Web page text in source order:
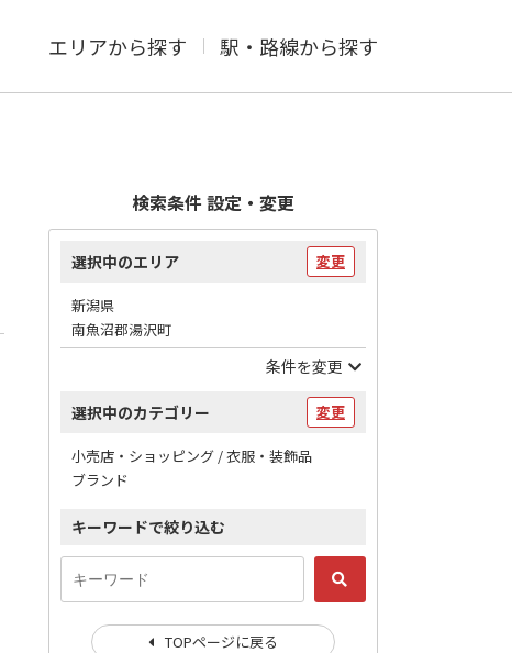
エリアから探す 駅・路線から探す
検索条件 設定・変更
選択中のエリア 変更
新潟県
南魚沼郡湯沢町
条件を変更
選択中のカテゴリー 変更
小売店・ショッピング / 衣服・装飾品
ブランド
キーワードで絞り込む
TOPページに戻る